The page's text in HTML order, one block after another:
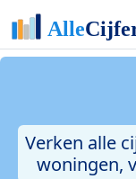
Verken alle
woningen,